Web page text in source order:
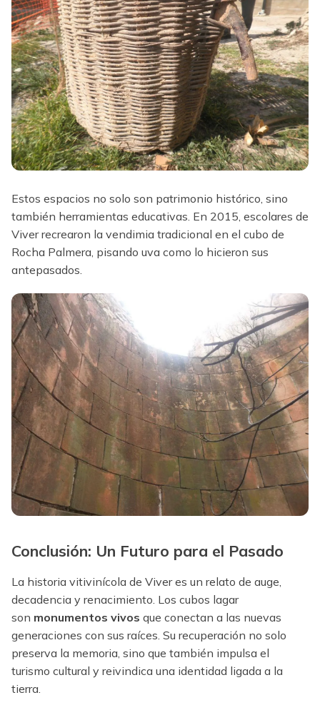
Estos espacios no solo son patrimonio histórico, sino
también herramientas educativas. En 2015, escolares de
Viver recrearon la vendimia tradicional en el cubo de
Rocha Palmera, pisando uva como lo hicieron sus
antepasados.
Conclusión: Un Futuro para el Pasado
La historia vitivinícola de Viver es un relato de auge,
decadencia y renacimiento. Los cubos lagar
son monumentos vivos que conectan a las nuevas
generaciones con sus raíces. Su recuperación no solo
preserva la memoria, sino que también impulsa el
turismo cultural y reivindica una identidad ligada a la
tierra.